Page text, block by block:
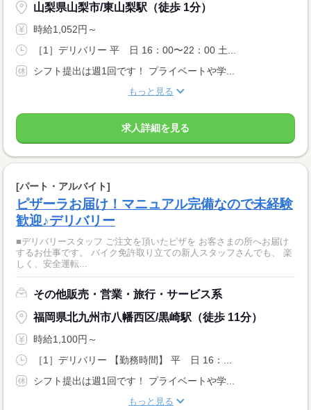
山梨県山梨市/東山梨駅（徒歩 1分）
時給1,052円～
［1］デリバリー 平 日 16：00〜22：00 土...
シフト提出は週1回です！ プライベートや学...
もっと見る
求人詳細を見る
[パート・アルバイト]
ピザーラお届け！マニュアル完備なので未経験
歓迎♪デリバリー
■デリバリースタッフ ご注文を頂いたピザを お客さまの所へお届け
するお仕事です。 バイク免許取り立ての新人スタッフさんでも、 楽
しく、安全運転...
その他販売・営業・旅行・サービス系
福岡県北九州市八幡西区/黒崎駅（徒歩 11分）
時給1,100円～
［1］デリバリー 【勤務時間】 平 日 16：...
シフト提出は週1回です！ プライベートや学...
もっと見る